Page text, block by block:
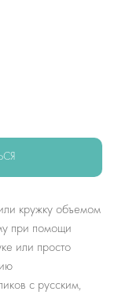
кружку объемом
при помощи
или просто
с русским,